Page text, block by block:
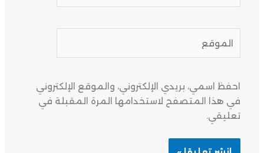
احفظ اسمي، بريدي الإلكتروني، والموقع الإلكتروني
في هذا المتصفح لاستخدامها المرة المقبلة في
تعليقي.